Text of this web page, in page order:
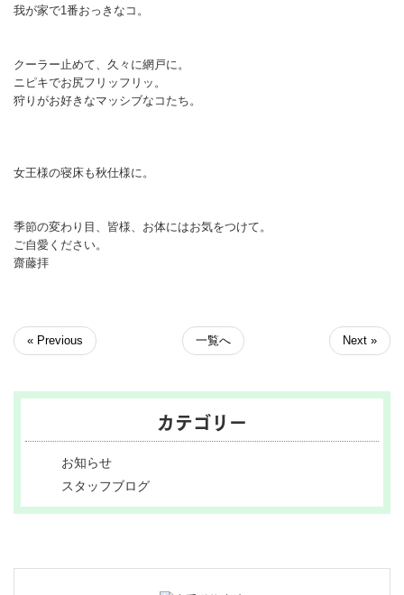
我が家で1番おっきなコ。
クーラー止めて、久々に網戸に。
ニピキでお尻フリッフリッ。
狩りがお好きなマッシブなコたち。
女王様の寝床も秋仕様に。
季節の変わり目、皆様、お体にはお気をつけて。
ご自愛ください。
齋藤拝
« Previous 一覧へ Next »
カテゴリー
お知らせ
スタッフブログ